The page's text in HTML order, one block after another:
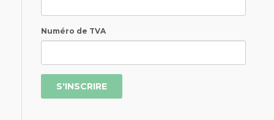
Numéro de TVA